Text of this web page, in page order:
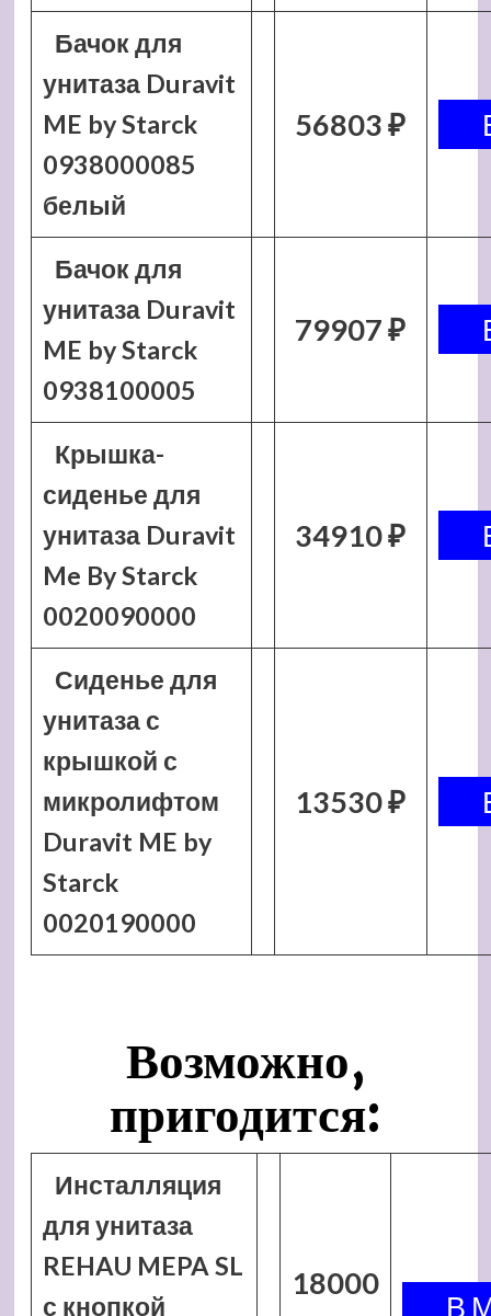
Бачок для
унитаза Duravit
ME by Starck
0938000085
белый
56803 ₽
Бачок для
унитаза Duravit
ME by Starck
0938100005
79907 ₽
Крышка-
сиденье для
унитаза Duravit
Me By Starck
0020090000
34910 ₽
Сиденье для
унитаза с
крышкой с
микролифтом
Duravit ME by
Starck
0020190000
13530 ₽
Возможно,
пригодится:
Инсталляция
для унитаза
REHAU MEPA SL
с кнопкой
18000